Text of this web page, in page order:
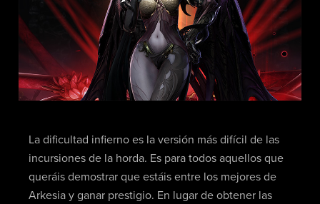
La dificultad infierno es la versión más difícil de las
incursiones de la horda. Es para todos aquellos que
queráis demostrar que estáis entre los mejores de
Arkesia y ganar prestigio. En lugar de obtener las